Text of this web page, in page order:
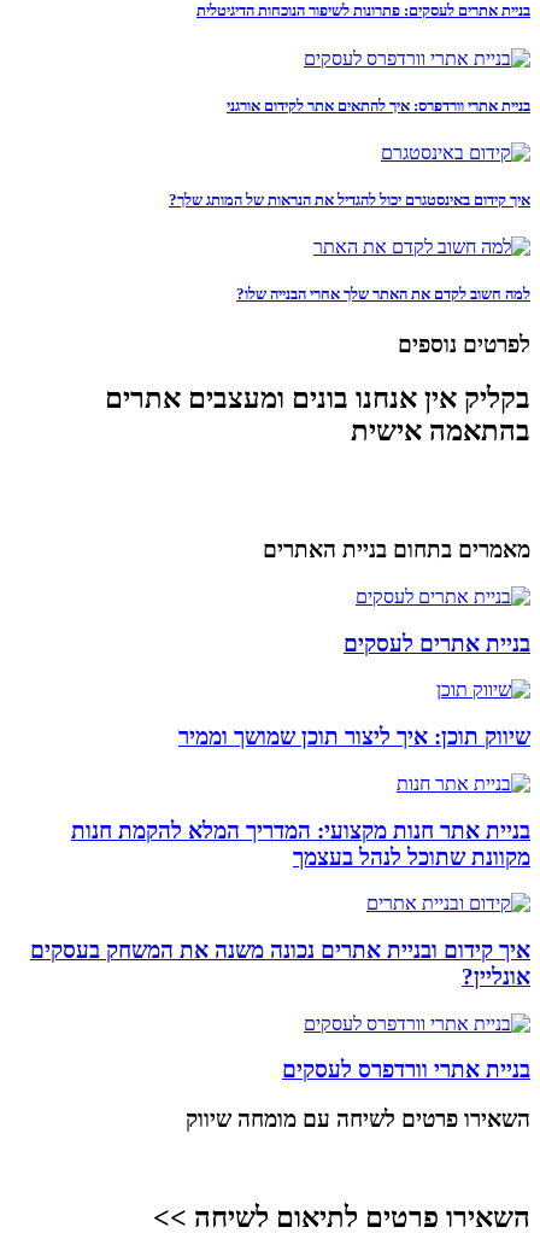
בניית אתרים לעסקים: פתרונות לשיפור הנוכחות הדיגיטלית
בניית אתרי וורדפרס: איך להתאים אתר לקידום אורגני
איך קידום באינסטגרם יכול להגדיל את הנראות של המותג שלך?
למה חשוב לקדם את האתר שלך אחרי הבנייה שלו?
לפרטים נוספים
בקליק אין אנחנו בונים ומעצבים אתרים
בהתאמה אישית
מאמרים בתחום בניית האתרים
בניית אתרים לעסקים
שיווק תוכן: איך ליצור תוכן שמושך וממיר
בניית אתר חנות מקצועי: המדריך המלא להקמת חנות
מקוונת שתוכל לנהל בעצמך
איך קידום ובניית אתרים נכונה משנה את המשחק בעסקים
אונליין?
בניית אתרי וורדפרס לעסקים
השאירו פרטים לשיחה עם מומחה שיווק
השאירו פרטים לתיאום לשיחה >>